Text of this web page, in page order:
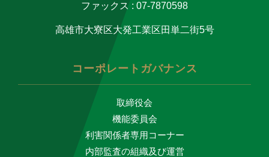
ファックス : 07-7870598
高雄市大寮区大発工業区田単二街5号
コーポレートガバナンス
取締役会
機能委員会
利害関係者専用コーナー
内部監査の組織及び運営